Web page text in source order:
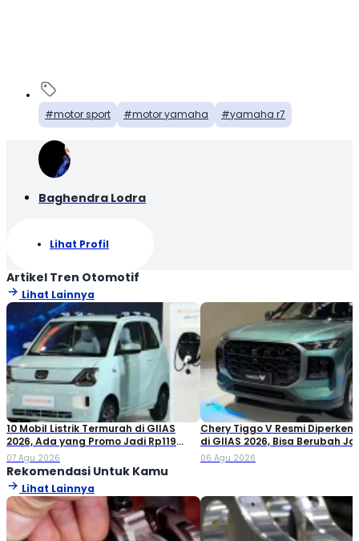
motor sport motor yamaha yamaha r7
Baghendra Lodra
Lihat Profil
Artikel Tren Otomotif
Lihat Lainnya
10 Mobil Listrik Termurah di GIIAS
2026, Ada yang Promo Jadi Rp119
Jutaan!
07 Agu 2026
Chery Tiggo V Resmi
di GIIAS 2026, Bisa Berubah
Double Cabin
06 Agu 2026
Rekomendasi Untuk Kamu
Lihat Lainnya